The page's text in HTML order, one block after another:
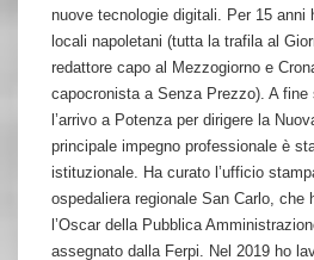
nuove tecnologie digitali. Per 15 anni
locali napoletani (tutta la trafila al
redattore capo al Mezzogiorno e
capocronista a Senza Prezzo). A
l’arrivo a Potenza per dirigere la
principale impegno professionale è
istituzionale. Ha curato l’ufficio
ospedaliera regionale San Carlo, che
l’Oscar della Pubblica
assegnato dalla Ferpi. Nel 2019 ho